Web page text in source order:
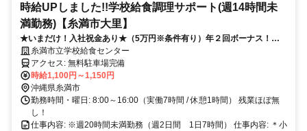
時給UPしました!!学校給食調理サポート(週14時間未
満勤務)【糸満市大里】
★いまだけ！入社祝金あり★（5万円※条件有り）年２回ボーナス！
8:00から16:00まで！残業なし！家庭やプライベートを大切にしたい方
におすすめ！
糸満市立学校給食センター
アクセス: 無料駐車場完備
時給1,100円～1,150円
沖縄県糸満市
勤務時間・曜日: 8:00～16:00（実働7時間 / 休憩1時間） 残業ほぼ無
し！
仕事内容: ※週20時間未満勤務（週2日間 1日7時間） 仕事内容: ＊小